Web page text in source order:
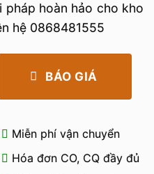
pháp hoàn hảo cho kho
hệ 0868481555
BÁO GIÁ
Miễn phí vận chuyển
Hóa đơn CO, CQ đầy đủ